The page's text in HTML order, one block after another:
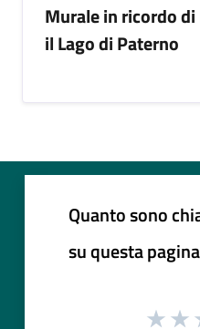
Murale in ricordo
il Lago di Paterno
Quanto sono
su questa